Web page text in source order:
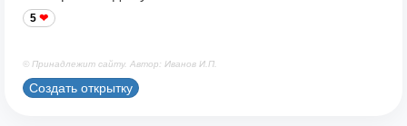
5
© Принадлежит сайту. Автор: Иванов И.П.
Создать открытку